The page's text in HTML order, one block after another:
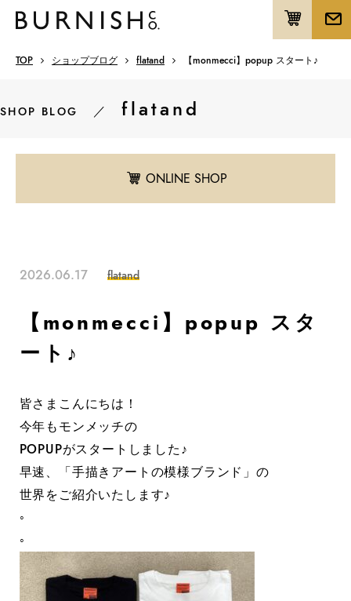
TOP ショップブログ flatand 【monmecci】popup スタート♪
SHOP BLOG ／ flatand
ONLINE SHOP
2026.06.17 flatand
【monmecci】popup スタ
ート♪
皆さまこんにちは！
今年もモンメッチの
POPUPがスタートしました♪
早速、「手描きアートの模様ブランド」の
世界をご紹介いたします♪
◦
◦